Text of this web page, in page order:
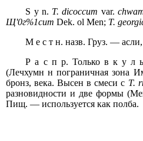
S y n. Т. dicoccum var.
Щ'0г%1сит Dek. ol Men; T.
M е с т н. назв. Груз. —
Р а с п р. Только в к у л
(Лечхумн н пограничная зона
бронз, века. Высен в смеси с Т.
разновидности и две формы
Пищ. — используется как полба.